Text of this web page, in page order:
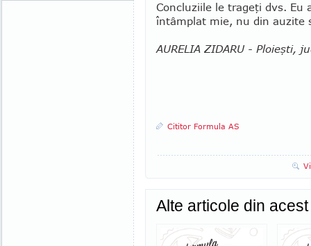
Concluziile le trageţi dvs.
întâmplat mie, nu din auzite
AURELIA ZIDARU - Ploieşti,
Cititor Formula AS
Alte articole din